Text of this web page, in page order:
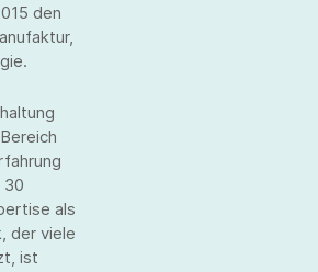
den
30
als
der viele
ist